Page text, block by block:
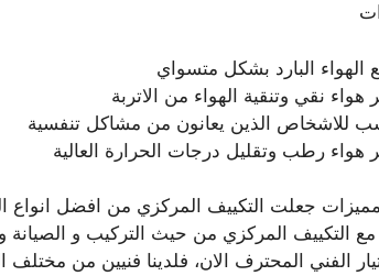
الهواء البارد بشكل متسواي
هواء نقي وتنقية الهواء من الاتربة
للاشخاص الذين يعانون من مشاكل تنفسية
هواء رطب وتقليل درجات الحرارة العالية
جعلت التكييف المركزي من افضل انواع
التكييف المركزي من حيث التركيب و الصيانة
الفني المحترف الان، فلدينا فنيين من